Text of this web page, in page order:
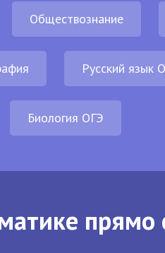
Обществознание
Русский язык
Биология ОГЭ
прямо